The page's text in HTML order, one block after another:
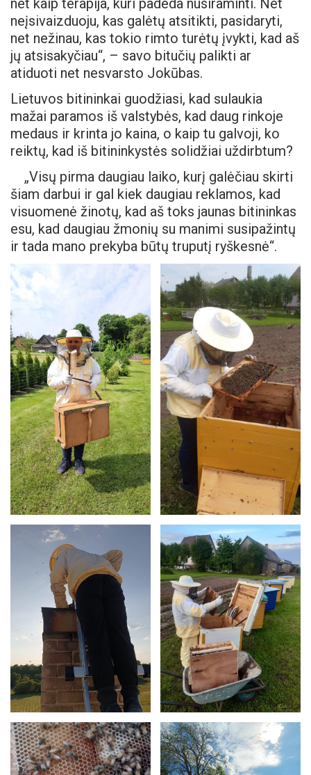
net kaip terapija, kuri padeda nusiraminti. Net
neįsivaizduoju, kas galėtų atsitikti, pasidaryti,
net nežinau, kas tokio rimto turėtų įvykti, kad aš
jų atsisakyčiau“, – savo bitučių palikti ar
atiduoti net nesvarsto Jokūbas.
Lietuvos bitininkai guodžiasi, kad sulaukia
mažai paramos iš valstybės, kad daug rinkoje
medaus ir krinta jo kaina, o kaip tu galvoji, ko
reiktų, kad iš bitininkystės solidžiai uždirbtum?
„Visų pirma daugiau laiko, kurį galėčiau skirti
šiam darbui ir gal kiek daugiau reklamos, kad
visuomenė žinotų, kad aš toks jaunas bitininkas
esu, kad daugiau žmonių su manimi susipažintų
ir tada mano prekyba būtų truputį ryškesnė“.